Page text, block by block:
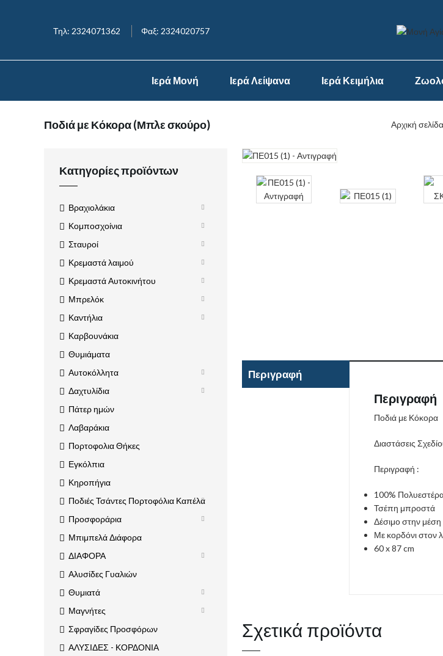
Τηλ: 2324071362 Φαξ: 2324020757
Ιερά Μονή Ιερά Λείψανα Ιερά Κειμήλια
Ποδιά με Κόκορα (Μπλε σκούρο) Αρχική σελίδα
Περιγραφή
Περιγραφή
Ποδιά με Κόκορα
Διαστάσεις
Περιγραφή :
100%
Τσέπη μπροστά
Δέσιμο στην μέση
Με κορδόνι στον
60 x 87 cm
Σχετικά προϊόντα
Κατηγορίες προϊόντων
Βραχιολάκια
Κομποσχοίνια
Σταυροί
Κρεμαστά λαιμού
Κρεμαστά Αυτοκινήτου
Μπρελόκ
Καντήλια
Καρβουνάκια
Θυμιάματα
Αυτοκόλλητα
Δαχτυλίδια
Πάτερ ημών
Λαβαράκια
Πορτοφολια Θήκες
Εγκόλπια
Κηροπήγια
Ποδιές Τσάντες Πορτοφόλια Καπέλα
Προσφοράρια
Μπιμπελά Διάφορα
ΔΙΑΦΟΡΑ
Αλυσίδες Γυαλιών
Θυμιατά
Μαγνήτες
Σφραγίδες Προσφόρων
ΑΛΥΣΙΔΕΣ - ΚΟΡΔΟΝΙΑ